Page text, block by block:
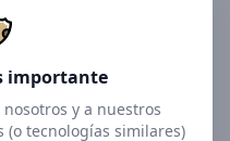
importante
y a nuestros
(o tecnologías similares)
de
(IRSN):
la duloxetina, que
de